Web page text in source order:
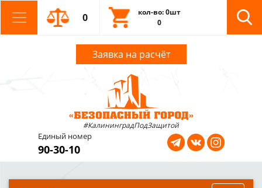
0
кол-во: 0шт
0
Заявка на расчёт
#КалининградПодЗащитой
Единый номер
90-30-10